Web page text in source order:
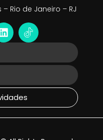
Rio de Janeiro – RJ